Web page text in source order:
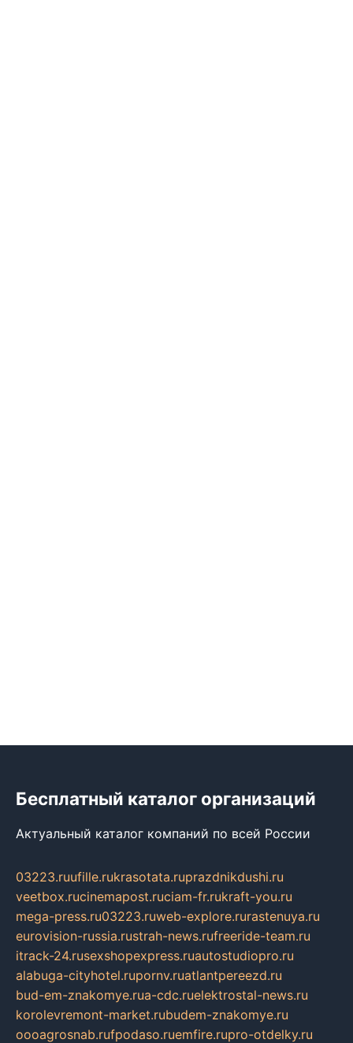
Бесплатный каталог организаций
Актуальный каталог компаний по всей России
03223.ruufille.rukrasotata.ruprazdnikdushi.ru
veetbox.rucinemapost.ruciam-fr.rukraft-you.ru
mega-press.ru03223.ruweb-explore.rurastenuya.ru
eurovision-russia.rustrah-news.rufreeride-team.ru
itrack-24.rusexshopexpress.ruautostudiopro.ru
alabuga-cityhotel.rupornv.ruatlantpereezd.ru
bud-em-znakomye.rua-cdc.ruelektrostal-news.ru
korolevremont-market.rubudem-znakomye.ru
oooagrosnab.rufpodaso.ruemfire.rupro-otdelky.ru